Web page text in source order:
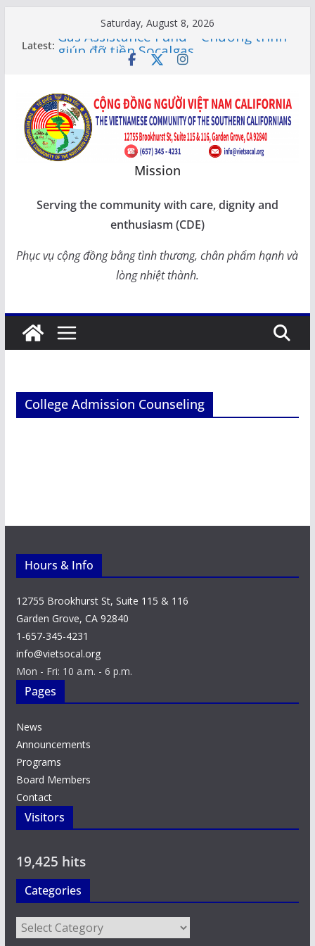
Saturday, August 8, 2026
Latest: Gas Assistance Fund – Chương trình
giúp đỡ tiền Socalgas
LỚP HỌC CỘNG ĐỒNG 2026 –
Citizenship Flashcard Apps – Ứng
Dụng Ôn Thi Quốc Tịch 2026
Human Rights Update in Vietnam
XUÂN SUNG TÚC – TẾT SẺ CHIA
CÙNG CÁC BẬC CAO NIÊN TẠI
CALIFORNIA Mission
Serving the community with care, dignity and
enthusiasm (CDE)
Phục vụ cộng đồng bằng tình thương, chân phẩm hạnh và
lòng nhiệt thành.
College Admission Counseling
Hours & Info
12755 Brookhurst St, Suite 115 & 116
Garden Grove, CA 92840
1-657-345-4231
info@vietsocal.org
Mon - Fri: 10 a.m. - 6 p.m.
Pages
News
Announcements
Programs
Board Members
Contact
Visitors
19,425 hits
Categories
Categories